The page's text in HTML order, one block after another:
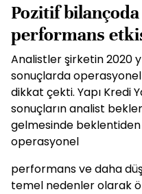
Pozitif
performans
Analistler şirketin 2020
sonuçlarda
dikkat çekti. Yapı Kredi
sonuçların analist
gelmesinde
operasyonel
performans ve daha
temel nedenler olarak